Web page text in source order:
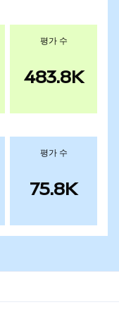
평가 수
483.8K
평가 수
75.8K